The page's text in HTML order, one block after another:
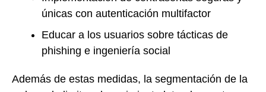
únicas con autenticación multifactor
Educar a los usuarios sobre tácticas de
phishing e ingeniería social
Además de estas medidas, la segmentación de la